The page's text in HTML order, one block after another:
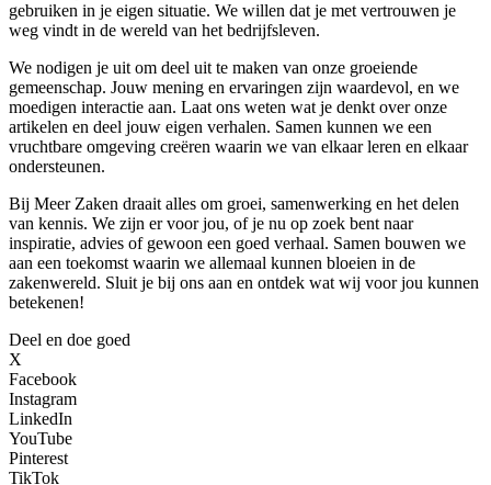
gebruiken in je eigen situatie. We willen dat je met vertrouwen je
weg vindt in de wereld van het bedrijfsleven.
We nodigen je uit om deel uit te maken van onze groeiende
gemeenschap. Jouw mening en ervaringen zijn waardevol, en we
moedigen interactie aan. Laat ons weten wat je denkt over onze
artikelen en deel jouw eigen verhalen. Samen kunnen we een
vruchtbare omgeving creëren waarin we van elkaar leren en elkaar
ondersteunen.
Bij Meer Zaken draait alles om groei, samenwerking en het delen
van kennis. We zijn er voor jou, of je nu op zoek bent naar
inspiratie, advies of gewoon een goed verhaal. Samen bouwen we
aan een toekomst waarin we allemaal kunnen bloeien in de
zakenwereld. Sluit je bij ons aan en ontdek wat wij voor jou kunnen
betekenen!
Deel en doe goed
X
Facebook
Instagram
LinkedIn
YouTube
Pinterest
TikTok